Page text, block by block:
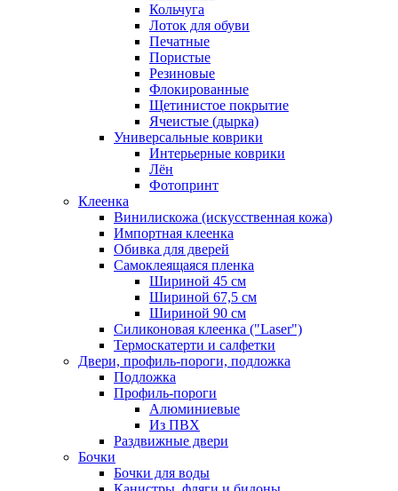
Кольчуга
Лоток для обуви
Печатные
Пористые
Резиновые
Флокированные
Щетинистое покрытие
Ячеистые (дырка)
Универсальные коврики
Интерьерные коврики
Лён
Фотопринт
Клеенка
Винилискожа (искусственная кожа)
Импортная клеенка
Обивка для дверей
Самоклеящаяся пленка
Шириной 45 см
Шириной 67,5 см
Шириной 90 см
Силиконовая клеенка ("Laser")
Термоскатерти и салфетки
Двери, профиль-пороги, подложка
Подложка
Профиль-пороги
Алюминиевые
Из ПВХ
Раздвижные двери
Бочки
Бочки для воды